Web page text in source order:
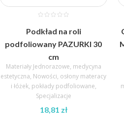
Podkład na roli
podfoliowany PAZURKI 30
cm
Materiały Jednorazowe, medycyna
estetyczna, Nowości, osłony materacy
i łóżek, pokłady podfoliowane,
Specjalizacje
18,81 zł